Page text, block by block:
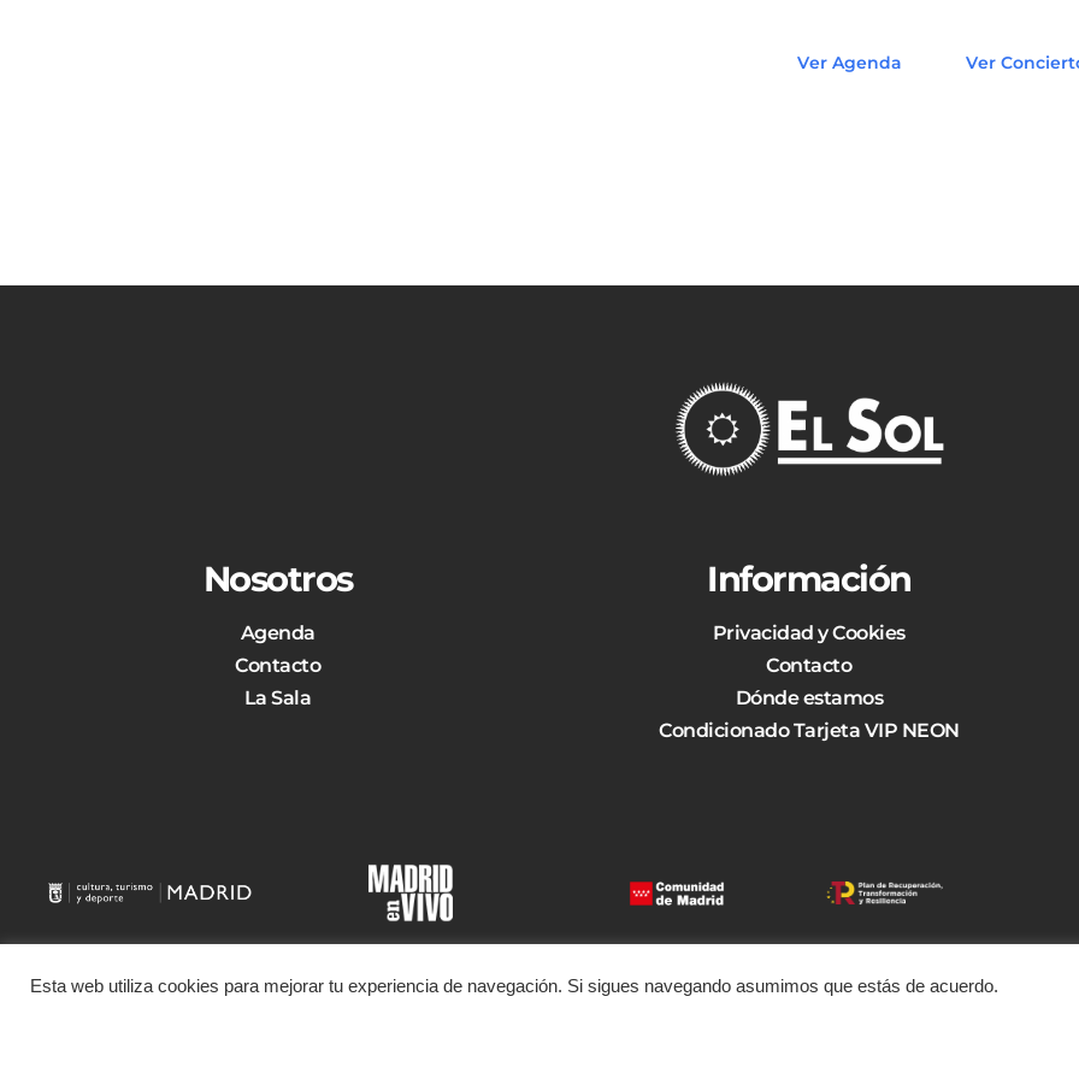
Ver Agenda Ver
Nosotros
Agenda
Contacto
La Sala
Información
Privacidad y Cookies
Contacto
Dónde estamos
Condicionado Tarjeta VIP NEON
Esta web utiliza cookies para mejorar tu experiencia de navegación. Si sigues navegando asumimos que estás de acuerdo.